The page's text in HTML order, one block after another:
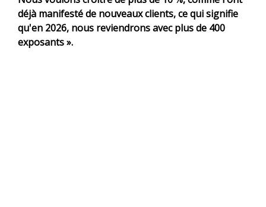
déjà manifesté de nouveaux clients, ce qui signifie
qu'en 2026, nous reviendrons avec plus de 400
exposants ».